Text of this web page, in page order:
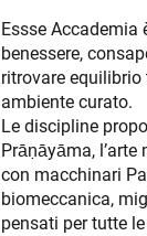
Essse
benessere,
ritrovare
ambiente curato.
Le discipline
Prāṇāyāma,
con macchinari
biomeccanica,
pensati per tutte